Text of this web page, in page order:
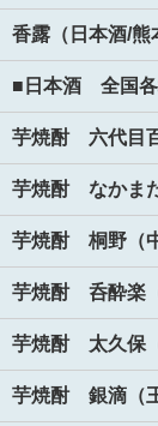
香露（日本酒/熊
■日本酒 全国各
芋焼酎 六代目
芋焼酎 なかま
芋焼酎 桐野（
芋焼酎 呑酔楽
芋焼酎 太久保
芋焼酎 銀滴（